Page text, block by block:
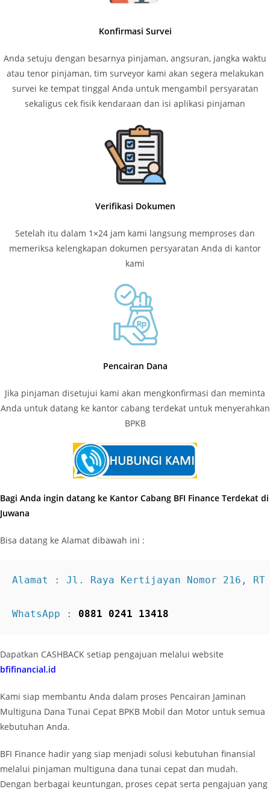
Konfirmasi Survei
Anda setuju dengan besarnya pinjaman, angsuran, jangka waktu
atau tenor pinjaman, tim surveyor kami akan segera melakukan
survei ke tempat tinggal Anda untuk mengambil persyaratan
sekaligus cek fisik kendaraan dan isi aplikasi pinjaman
Verifikasi Dokumen
Setelah itu dalam 1×24 jam kami langsung memproses dan
memeriksa kelengkapan dokumen persyaratan Anda di kantor
kami
Pencairan Dana
Jika pinjaman disetujui kami akan mengkonfirmasi dan meminta
Anda untuk datang ke kantor cabang terdekat untuk menyerahkan
BPKB
Bagi Anda ingin datang ke Kantor Cabang BFI Finance Terdekat di
Juwana
Bisa datang ke Alamat dibawah ini :
Alamat : Jl. Raya Kertijayan Nomor 216,
WhatsApp : 0881 0241 13418
Dapatkan CASHBACK setiap pengajuan melalui website
bfifinancial.id
Kami siap membantu Anda dalam proses Pencairan Jaminan
Multiguna Dana Tunai Cepat BPKB Mobil dan Motor untuk semua
kebutuhan Anda.
BFI Finance hadir yang siap menjadi solusi kebutuhan finansial
melalui pinjaman multiguna dana tunai cepat dan mudah.
Dengan berbagai keuntungan, proses cepat serta pengajuan yang